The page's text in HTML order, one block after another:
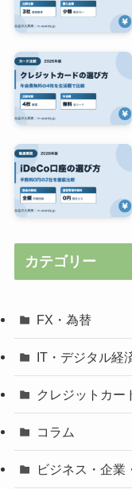
カテゴリー
FX・為替
IT・デジタル経
クレジットカー
コラム
ビジネス・企業